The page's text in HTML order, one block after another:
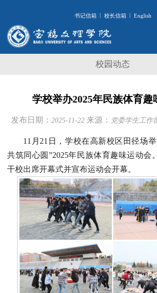
书记信箱 | 校长信箱 | English
校园动态
学校举办2025年民族体育趣
发布日期： 2025-11-22 来源： 党委学生工作
11月21日，学校在高新校区田径场
共筑同心圆”2025年民族体育趣味运动会
干校出席开幕式并宣布运动会开幕。